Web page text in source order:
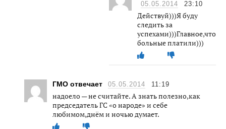
05.05.2014 23:10
Действуй)))Я буду
следить за
успехами)))Главное,чтобы
больные платили)))
ГМО отвечает 05.05.2014 11:19
надоело — не считайте. А знать полезно,как
председатель ГС «о народе» и себе
любимом,днём и ночью думает.